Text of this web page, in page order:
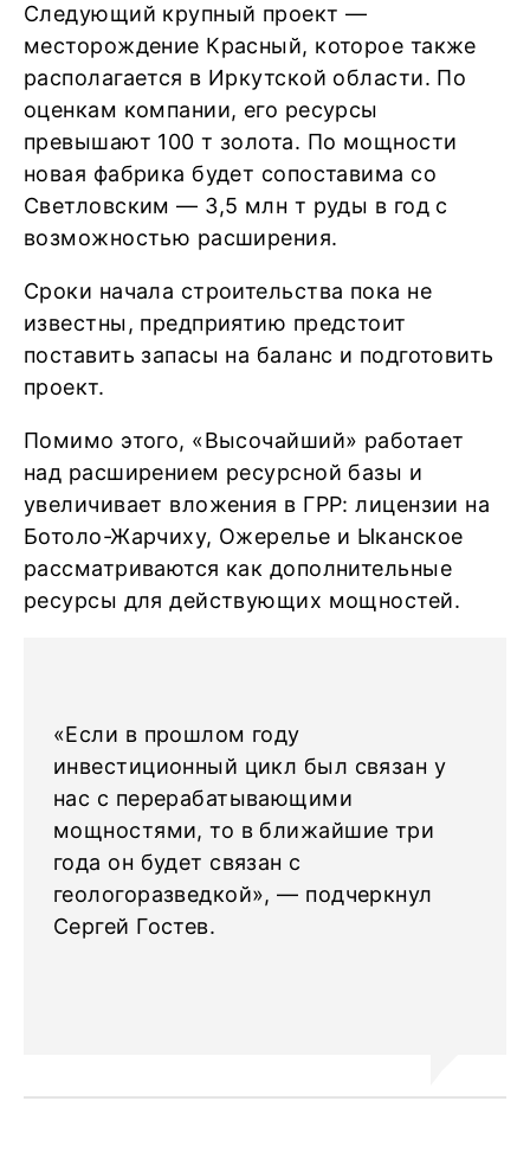
Следующий крупный проект —
месторождение Красный, которое также
располагается в Иркутской области. По
оценкам компании, его ресурсы
превышают 100 т золота. По мощности
новая фабрика будет сопоставима со
Светловским — 3,5 млн т руды в год с
возможностью расширения.
Сроки начала строительства пока не
известны, предприятию предстоит
поставить запасы на баланс и подготовить
проект.
Помимо этого, «Высочайший» работает
над расширением ресурсной базы и
увеличивает вложения в ГРР: лицензии на
Ботоло-Жарчиху, Ожерелье и Ыканское
рассматриваются как дополнительные
ресурсы для действующих мощностей.
«Если в прошлом году
инвестиционный цикл был связан у
нас с перерабатывающими
мощностями, то в ближайшие три
года он будет связан с
геологоразведкой», — подчеркнул
Сергей Гостев.